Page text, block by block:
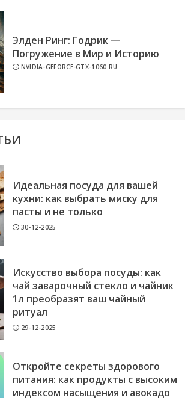
Элден Ринг: Годрик —
Погружение в Мир и Историю
NVIDIA-GEFORCE-GTX-1060.RU
Идеальная посуда для вашей
кухни: как выбрать миску для
пасты и не только
30-12-2025
Искусство выбора посуды: как
чай заварочный стекло и чайник
1л преобразят ваш чайный
ритуал
29-12-2025
Откройте секреты здорового
питания: как продукты с высоким
индексом насыщения и авокадо